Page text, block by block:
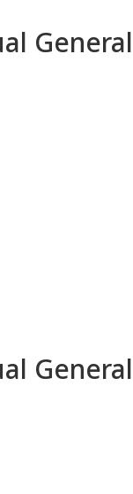
General
General